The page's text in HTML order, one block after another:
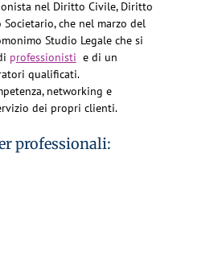
nel Diritto Civile, Diritto
che nel marzo del
Studio Legale che si
professionisti e di un
qualificati.
networking e
dei propri clienti.
professionali: